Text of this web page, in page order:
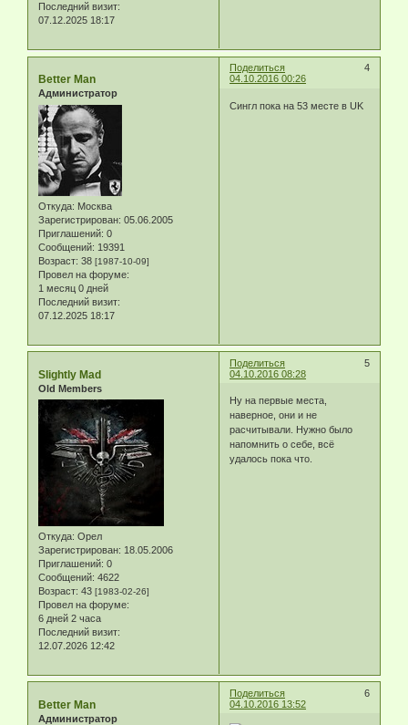
Последний визит:
07.12.2025 18:17
Поделиться
4
04.10.2016 00:26
Better Man
Администратор
Откуда: Москва
Зарегистрирован: 05.06.2005
Приглашений: 0
Сообщений: 19391
Возраст: 38 [1987-10-09]
Провел на форуме:
1 месяц 0 дней
Последний визит:
07.12.2025 18:17
Сингл пока на 53 месте в UK
Поделиться
5
04.10.2016 08:28
Slightly Mad
Old Members
Откуда: Орел
Зарегистрирован: 18.05.2006
Приглашений: 0
Сообщений: 4622
Возраст: 43 [1983-02-26]
Провел на форуме:
6 дней 2 часа
Последний визит:
12.07.2026 12:42
Ну на первые места,
наверное, они и не
расчитывали. Нужно было
напомнить о себе, всё
удалось пока что.
Поделиться
6
04.10.2016 13:52
Better Man
Администратор